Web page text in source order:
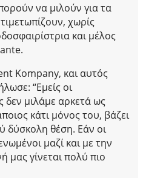
να μιλούν για τα
χωρίς
και μέλος
Kompany, και αυτός
“Εμείς οι
μιλάμε αρκετά ως
κάτι μόνος του, βάζει
δύσκολη θέση. Εάν οι
μαζί και με την
μας γίνεται πολύ πιο